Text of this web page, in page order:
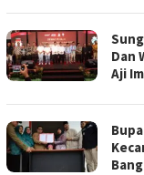
Dan
Aji